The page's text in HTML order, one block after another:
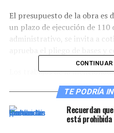
El presupuesto de la obra es
un plazo de ejecución de
administrativo, se invita a
Los trabajos de la
ejecución a partir del
la Dirección Provincial de
Ejecutivo para la realización
pavimentación del tramo
CONTINUAR
TE PODRÍA
Recuerdan
está prohibida